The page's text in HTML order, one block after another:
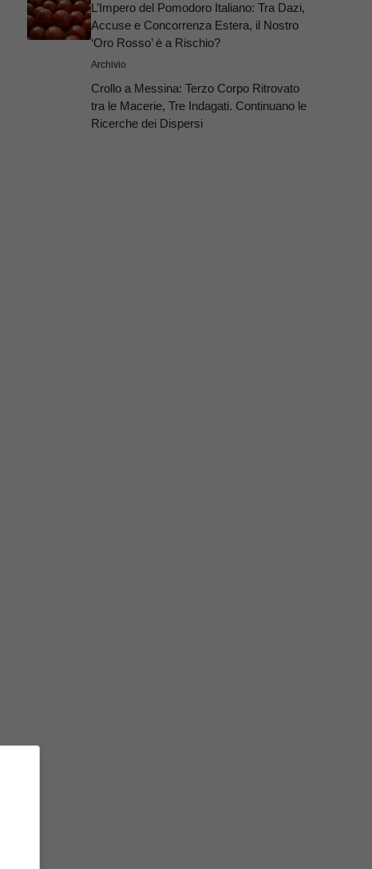
L’Impero del Pomodoro Italiano: Tra Dazi,
Accuse e Concorrenza Estera, il Nostro
‘Oro Rosso’ è a Rischio?
Archivio
Crollo a Messina: Terzo Corpo Ritrovato
tra le Macerie, Tre Indagati. Continuano le
Ricerche dei Dispersi